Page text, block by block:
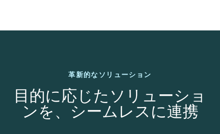
革新的なソリューション
目的に応じたソリューショ
ンを、シームレスに連携